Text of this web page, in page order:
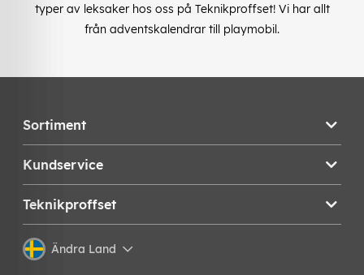
typer av leksaker hos oss på Teknikproffset! Vi har allt
från adventskalendrar till playmobil.
Sortiment
Kundservice
Teknikproffset
Ändra Land